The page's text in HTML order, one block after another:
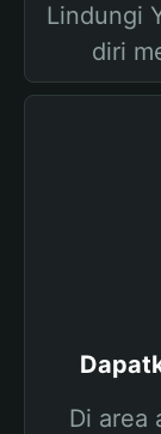
Lindungi
diri
Di area